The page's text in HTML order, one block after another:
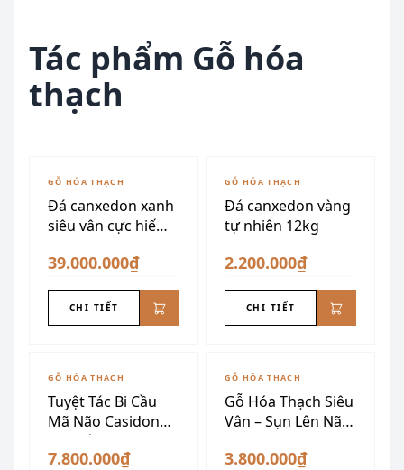
Tác phẩm Gỗ hóa
thạch
GỖ HÓA THẠCH
Đá canxedon xanh
siêu vân cực hiếm
39.000.000₫
CHI TIẾT
GỖ HÓA THẠCH
Đá canxedon vàng
tự nhiên 12kg
2.200.000₫
CHI TIẾT
GỖ HÓA THẠCH
Tuyệt Tác Bi Cầu
Mã Não Casidon
cao cấp
7.800.000₫
GỖ HÓA THẠCH
Gỗ Hóa Thạch Siêu
Vân – Sụn Lên Não
3.800.000₫